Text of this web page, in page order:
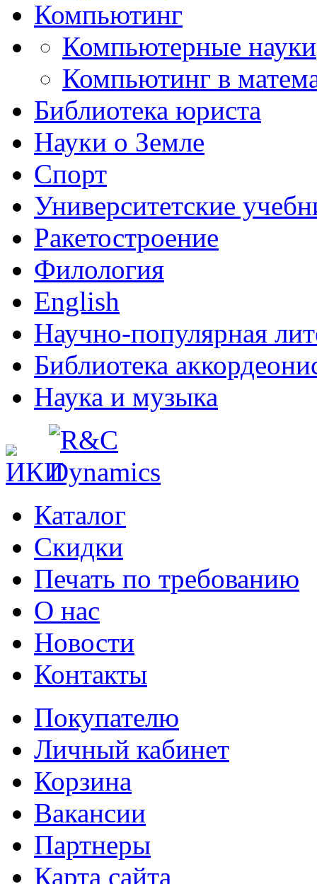
Компьютинг
Компьютерные науки
Компьютинг в
Библиотека юриста
Науки о Земле
Спорт
Университетские
Ракетостроение
Филология
English
Научно-популярная
Библиотека
Наука и музыка
Каталог
Cкидки
Печать по требованию
О нас
Новости
Контакты
Покупателю
Личный кабинет
Корзина
Вакансии
Партнеры
Карта сайта